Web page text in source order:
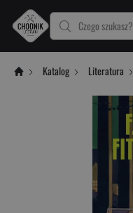
Czego szukasz?
Katalog Literatura